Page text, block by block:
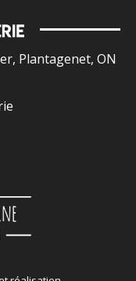
Plantagenet, ON